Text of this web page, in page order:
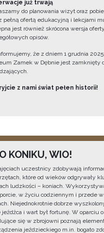
już trwają
do planowania wizyt oraz
pełną ofertą edukacyjną i lekcjami
jest również skrócona wersja
opisów.
że z dniem 1 grudnia 2025
Zamek w Dębnie jest zamknięty
z nami świat pełen historii!
KONIKU, WIO!
uczestnicy zdobywają
które od wieków odgrywały
ludzkości – koniach.
w życiu codziennym i przede
Niejednokrotnie dobrze
jeźdźca i wart był fortunę. W oparciu
się w zbrojowni poznają
jeździeckiego m.in. bogato